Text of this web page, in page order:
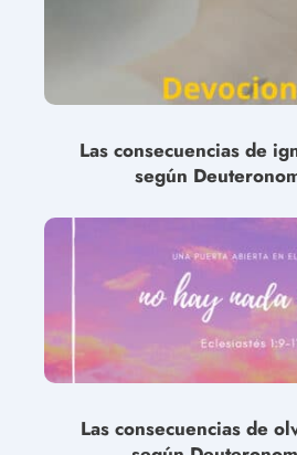
Las consecuencias de
según
Las consecuencias de